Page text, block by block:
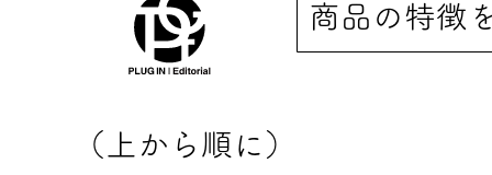
商品の特徴
（上から順に）